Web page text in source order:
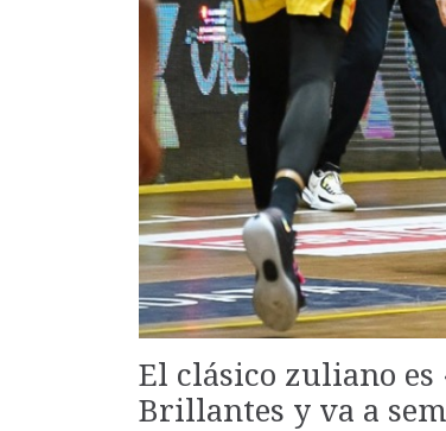
El clásico zuliano es
Brillantes y va a